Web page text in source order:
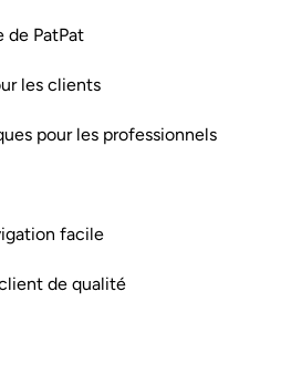
de PatPat
les clients
pour les professionnels
facile
de qualité